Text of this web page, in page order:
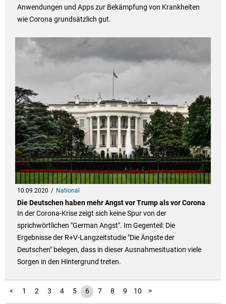
Anwendungen und Apps zur Bekämpfung von Krankheiten
wie Corona grundsätzlich gut.
10.09.2020 National
Die Deutschen haben mehr Angst vor Trump als vor Corona
In der Corona-Krise zeigt sich keine Spur von der
sprichwörtlichen "German Angst". Im Gegenteil: Die
Ergebnisse der R+V-Langzeitstudie "Die Ängste der
Deutschen" belegen, dass in dieser Ausnahmesituation viele
Sorgen in den Hintergrund treten.
< 1 2 3 4 5 6 7 8 9 10
11
12
13
14
15
16
17
18
19
20 >